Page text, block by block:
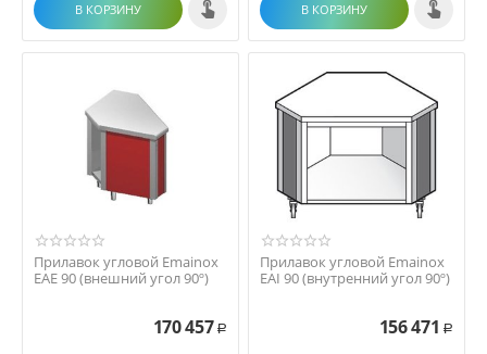
В КОРЗИНУ В КОРЗИНУ
Прилавок угловой Emainox
EAE 90 (внешний угол 90º)
170 457 Р
Прилавок угловой Emainox
EAI 90 (внутренний угол 90º)
156 471 Р